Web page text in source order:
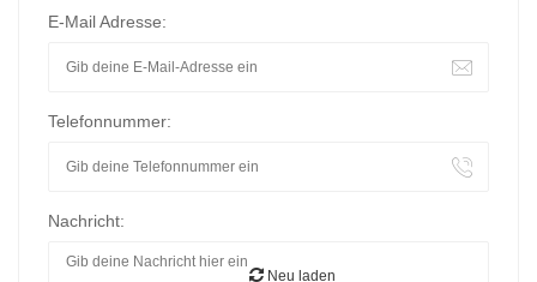
E-Mail Adresse:
Telefonnummer:
Nachricht:
Neu laden